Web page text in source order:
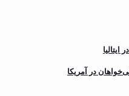
در آمریکا